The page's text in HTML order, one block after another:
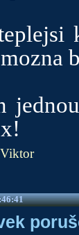
Viktor